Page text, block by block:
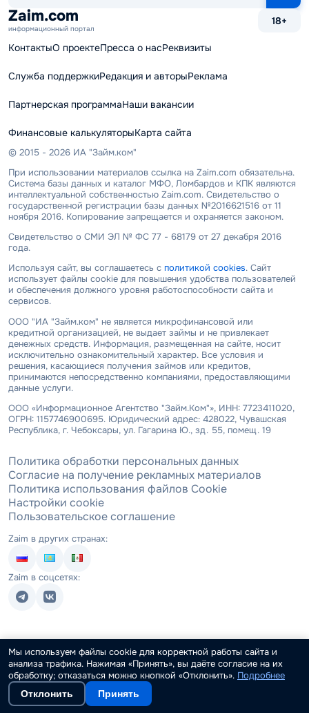
сайту
Zaim.com
информационный портал
18+
КонтактыО проектеПресса о насРеквизиты
Служба поддержкиРедакция и авторыРеклама
Партнерская программаНаши вакансии
Финансовые калькуляторыКарта сайта
© 2015 - 2026 ИА "Займ.ком"
При использовании материалов ссылка на Zaim.com обязательна.
Система базы данных и каталог МФО, Ломбардов и КПК являются
интеллектуальной собственностью Zaim.com. Свидетельство о
государственной регистрации базы данных №2016621516 от 11
ноября 2016. Копирование запрещается и охраняется законом.
Свидетельство о СМИ ЭЛ № ФС 77 - 68179 от 27 декабря 2016
года.
Используя сайт, вы соглашаетесь с политикой cookies. Сайт
использует файлы cookie для повышения удобства пользователей
и обеспечения должного уровня работоспособности сайта и
сервисов.
ООО "ИА "Займ.ком" не является микрофинансовой или
кредитной организацией, не выдает займы и не привлекает
денежных средств. Информация, размещенная на сайте, носит
исключительно ознакомительный характер. Все условия и
решения, касающиеся получения займов или кредитов,
принимаются непосредственно компаниями, предоставляющими
данные услуги.
ООО «Информационное Агентство "Займ.Ком"», ИНН: 7723411020,
ОГРН: 1157746900695. Юридический адрес: 428022, Чувашская
Республика, г. Чебоксары, ул. Гагарина Ю., зд. 55, помещ. 19
Политика обработки персональных данных
Согласие на получение рекламных материалов
Политика использования файлов Cookie
Настройки cookie
Пользовательское соглашение
Zaim в других странах:
Zaim в соцсетях:
Мы используем файлы cookie для корректной работы сайта и
анализа трафика. Нажимая «Принять», вы даёте согласие на их
обработку; отказаться можно кнопкой «Отклонить». Подробнее
Отклонить Принять